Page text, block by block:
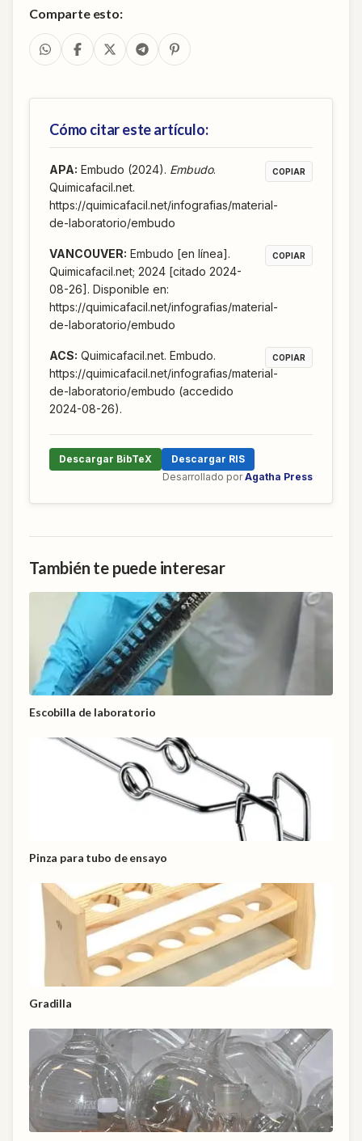
Comparte esto:
Cómo citar este artículo:
APA: Embudo (2024). Embudo.
Quimicafacil.net.
https://quimicafacil.net/infografias/material-
de-laboratorio/embudo
COPIAR
VANCOUVER: Embudo [en línea].
Quimicafacil.net; 2024 [citado 2024-
08-26]. Disponible en:
https://quimicafacil.net/infografias/material-
de-laboratorio/embudo
COPIAR
ACS: Quimicafacil.net. Embudo.
https://quimicafacil.net/infografias/material-
de-laboratorio/embudo (accedido
2024-08-26).
COPIAR
Descargar BibTeX
Descargar RIS
Desarrollado por Agatha Press
También te puede interesar
Escobilla de laboratorio
Pinza para tubo de ensayo
Gradilla